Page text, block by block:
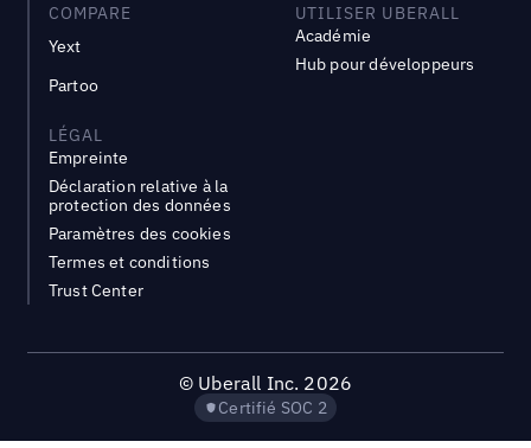
COMPARE
Yext
Partoo
UTILISER UBERALL
Académie
Hub pour développeurs
LÉGAL
Empreinte
Déclaration relative à la
protection des données
Paramètres des cookies
Termes et conditions
Trust Center
© Uberall Inc. 2026
Certifié SOC 2